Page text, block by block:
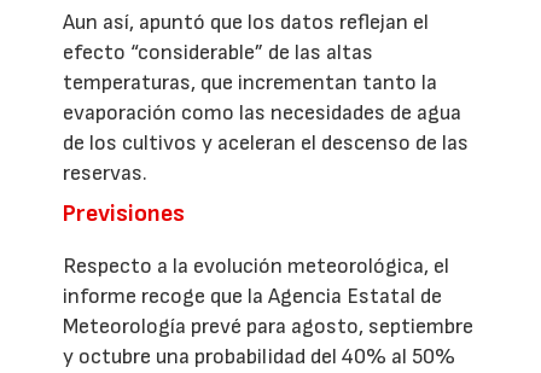
Aun así, apuntó que los datos reflejan el
efecto “considerable” de las altas
temperaturas, que incrementan tanto la
evaporación como las necesidades de agua
de los cultivos y aceleran el descenso de las
reservas.
Previsiones
Respecto a la evolución meteorológica, el
informe recoge que la Agencia Estatal de
Meteorología prevé para agosto, septiembre
y octubre una probabilidad del 40% al 50%